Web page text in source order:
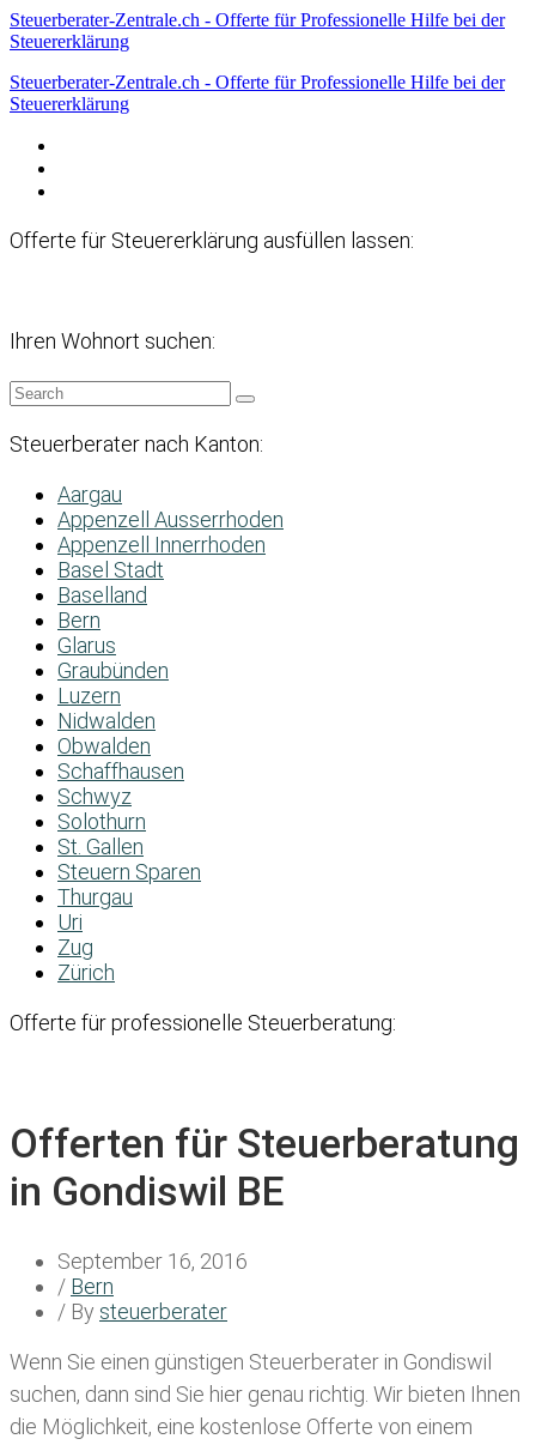
Steuerberater-Zentrale.ch - Offerte für Professionelle Hilfe bei der
Steuererklärung
Steuerberater-Zentrale.ch - Offerte für Professionelle Hilfe bei der
Steuererklärung
Offerte für Steuererklärung ausfüllen lassen:
Ihren Wohnort suchen:
Steuerberater nach Kanton:
Aargau
Appenzell Ausserrhoden
Appenzell Innerrhoden
Basel Stadt
Baselland
Bern
Glarus
Graubünden
Luzern
Nidwalden
Obwalden
Schaffhausen
Schwyz
Solothurn
St. Gallen
Steuern Sparen
Thurgau
Uri
Zug
Zürich
Offerte für professionelle Steuerberatung:
Offerten für Steuerberatung
in Gondiswil BE
September 16, 2016
/ Bern
/ By steuerberater
Wenn Sie einen günstigen Steuerberater in Gondiswil
suchen, dann sind Sie hier genau richtig. Wir bieten Ihnen
die Möglichkeit, eine kostenlose Offerte von einem